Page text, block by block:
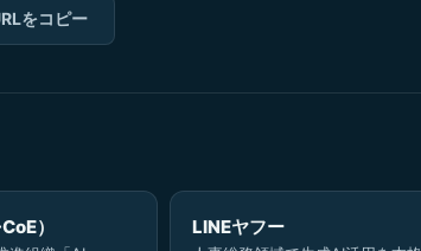
をコピー
） LINEヤフー